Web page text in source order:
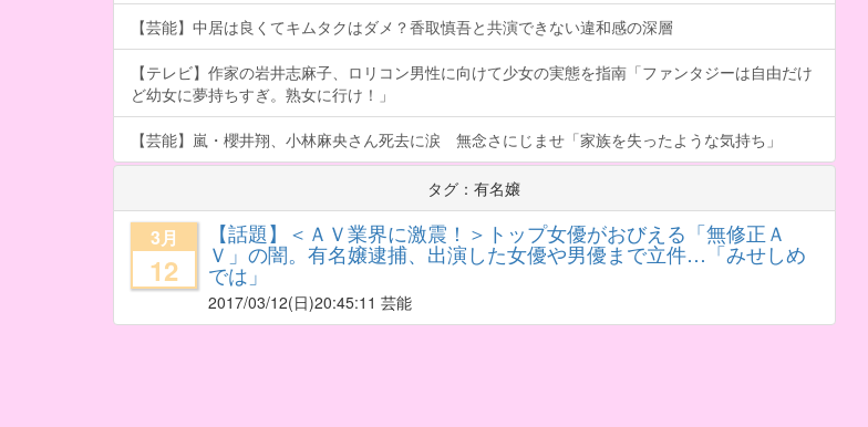
【芸能】中居は良くてキムタクはダメ？香取慎吾と共演できない違和感の深層
【テレビ】作家の岩井志麻子、ロリコン男性に向けて少女の実態を指南「ファンタジーは自由だけ
ど幼女に夢持ちすぎ。熟女に行け！」
【芸能】嵐・櫻井翔、小林麻央さん死去に涙 無念さにじませ「家族を失ったような気持ち」
タグ：有名嬢
3月
12
【話題】＜ＡＶ業界に激震！＞トップ女優がおびえる「無修正Ａ
Ｖ」の闇。有名嬢逮捕、出演した女優や男優まで立件…「みせしめ
では」
2017/03/12(日)20:45:11 芸能